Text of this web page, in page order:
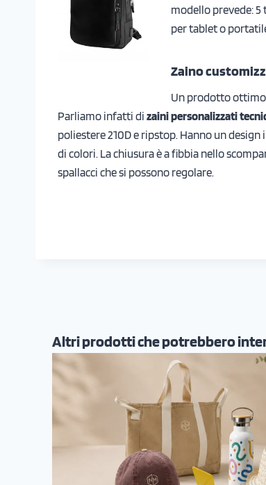
modello prevede:
per tablet o
Zaino
Un prodotto ottimo
Parliamo infatti di zaini personalizzati
poliestere 210D e ripstop. Hanno un
di colori. La chiusura è a fibbia nello
spallacci che si possono regolare.
Altri prodotti che potrebbero